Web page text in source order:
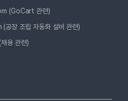
(GoCart 관련)
장 조립 자동화 설비 관련)
용 관련)